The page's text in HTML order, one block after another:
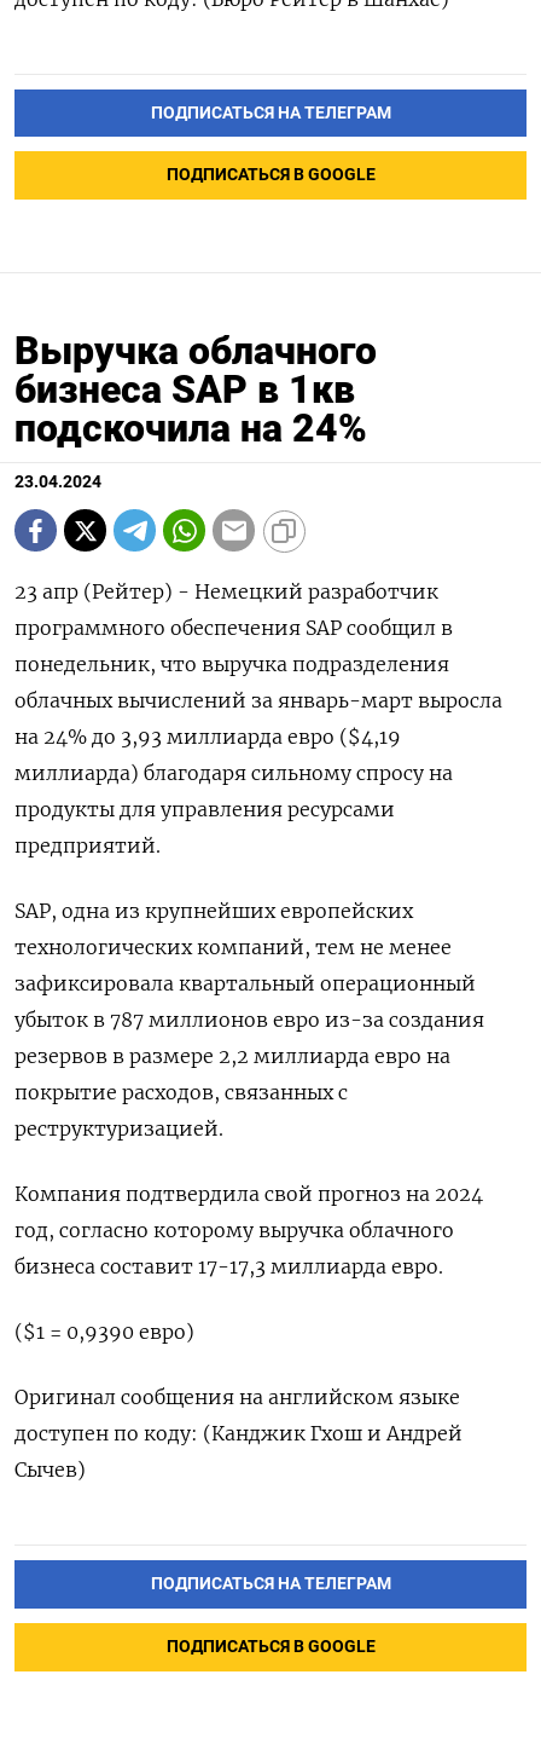
ПОДПИСАТЬСЯ НА ТЕЛЕГРАМ
ПОДПИСАТЬСЯ В GOOGLE
Выручка облачного
бизнеса SAP в 1кв
подскочила на 24%
23.04.2024
23 апр (Рейтер) - Немецкий разработчик
программного обеспечения SAP сообщил в
понедельник, что выручка подразделения
облачных вычислений за январь-март выросла
на 24% до 3,93 миллиарда евро ($4,19
миллиарда) благодаря сильному спросу на
продукты для управления ресурсами
предприятий.
SAP, одна из крупнейших европейских
технологических компаний, тем не менее
зафиксировала квартальный операционный
убыток в 787 миллионов евро из-за создания
резервов в размере 2,2 миллиарда евро на
покрытие расходов, связанных с
реструктуризацией.
Компания подтвердила свой прогноз на 2024
год, согласно которому выручка облачного
бизнеса составит 17-17,3 миллиарда евро.
($1 = 0,9390 евро)
Оригинал сообщения на английском языке
доступен по коду: (Канджик Гхош и Андрей
Сычев)
ПОДПИСАТЬСЯ НА ТЕЛЕГРАМ
ПОДПИСАТЬСЯ В GOOGLE